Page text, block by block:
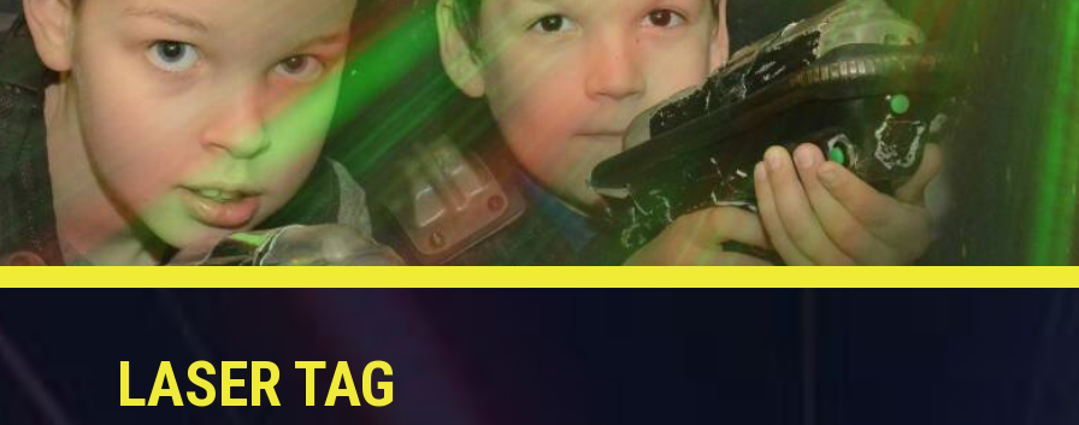
LASER TAG